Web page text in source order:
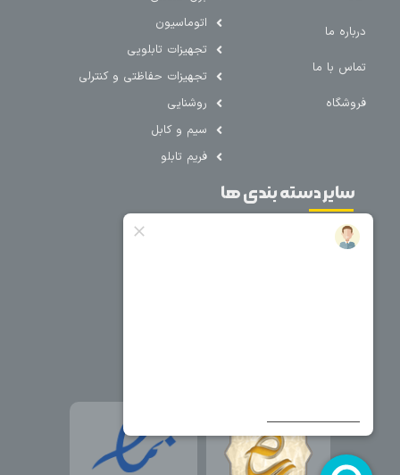
درباره ما
تماس با ما
فروشگاه
اتوماسیون
تجهیزات تابلویی
تجهیزات حفاظتی و کنترلی
روشنایی
سیم و کابل
فریم تابلو
سایر دسته بندی ها
خرید کلید اتومات
خرید کنتاکتور